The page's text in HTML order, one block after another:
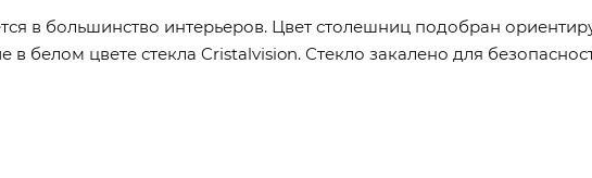
в большинство интерьеров. Цвет столешниц подобран
в белом цвете стекла Cristalvision. Стекло закалено для